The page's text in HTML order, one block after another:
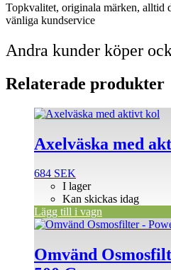
Topkvalitet, originala märken, alltid
vänliga kundservice
Andra kunder köper
Relaterade produkter
Axelväska med
684 SEK
I lager
Kan skickas idag
Lägg till i vagn
Omvänd